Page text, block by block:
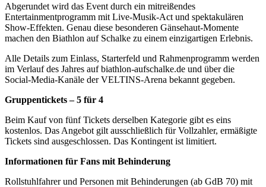
Abgerundet wird das Event durch ein mitreißendes
Entertainmentprogramm mit Live-Musik-Act und spektakulären
Show-Effekten. Genau diese besonderen Gänsehaut-Momente
machen den Biathlon auf Schalke zu einem einzigartigen Erlebnis.
Alle Details zum Einlass, Starterfeld und Rahmenprogramm werden
im Verlauf des Jahres auf biathlon-aufschalke.de und über die
Social-Media-Kanäle der VELTINS-Arena bekannt gegeben.
Gruppentickets – 5 für 4
Beim Kauf von fünf Tickets derselben Kategorie gibt es eins
kostenlos. Das Angebot gilt ausschließlich für Vollzahler, ermäßigte
Tickets sind ausgeschlossen. Das Kontingent ist limitiert.
Informationen für Fans mit Behinderung
Rollstuhlfahrer und Personen mit Behinderungen (ab GdB 70) mit